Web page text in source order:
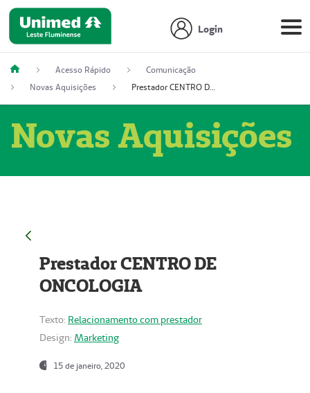
Login
Acesso Rápido
Comunicação
Novas Aquisições
Prestador CENTRO DE ONCOLOGIA
Novas Aquisições
Prestador CENTRO DE
ONCOLOGIA
Texto: Relacionamento com prestador
Design: Marketing
15 de janeiro, 2020